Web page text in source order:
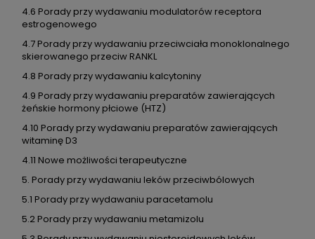
4.6 Porady przy wydawaniu modulatorów receptora
estrogenowego
4.7 Porady przy wydawaniu przeciwciała monoklonalnego
skierowanego przeciw RANKL
4.8 Porady przy wydawaniu kalcytoniny
4.9 Porady przy wydawaniu preparatów zawierających
żeńskie hormony płciowe (HTZ)
4.10 Porady przy wydawaniu preparatów zawierających
witaminę D3
4.11 Nowe możliwości terapeutyczne
5. Porady przy wydawaniu leków przeciwbólowych
5.1 Porady przy wydawaniu paracetamolu
5.2 Porady przy wydawaniu metamizolu